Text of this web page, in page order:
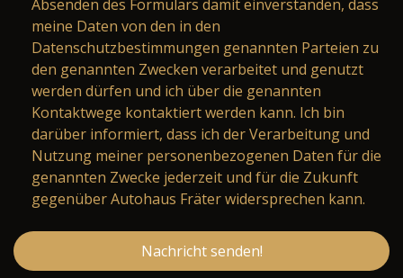
Absenden des Formulars damit einverstanden, dass
meine Daten von den in den
Datenschutzbestimmungen genannten Parteien zu
den genannten Zwecken verarbeitet und genutzt
werden dürfen und ich über die genannten
Kontaktwege kontaktiert werden kann. Ich bin
darüber informiert, dass ich der Verarbeitung und
Nutzung meiner personenbezogenen Daten für die
genannten Zwecke jederzeit und für die Zukunft
gegenüber Autohaus Fräter widersprechen kann.
Nachricht senden!